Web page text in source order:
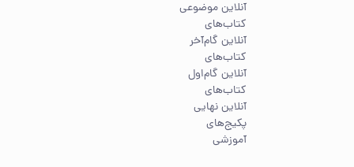
آنلاین موضوعی
کتاب‌های
آنلاین گام‌آخر
کتاب‌های
آنلاین گام‌اول
کتاب‌های
آنلاین نهایی
پکیج‌های
آموزشی